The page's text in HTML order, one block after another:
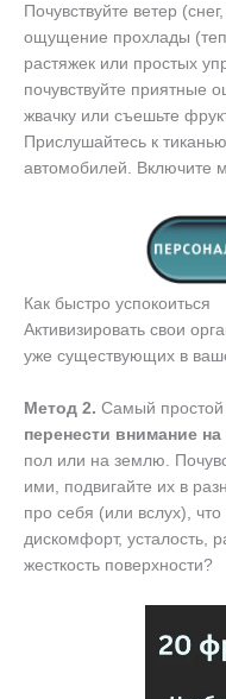
Почувствуйте ветер
ощущение прохлады
растяжек или простых
почувствуйте приятные
жвачку или съешьте
Прислушайтесь к
автомобилей. Включите
Как быстро успокоиться
Активизировать свои
уже существующих в
Метод 2. Самый простой
перенести внимание на
пол или на землю.
ими, подвигайте их в
про себя (или вслух),
дискомфорт, усталость,
жесткость поверхности?